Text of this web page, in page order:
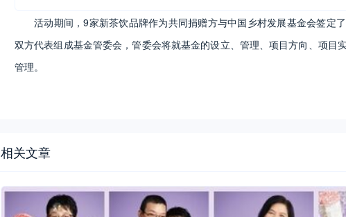
活动期间，9家新茶饮品牌作为共同捐赠方与中国乡村发展基金会签定
双方代表组成基金管委会，管委会将就基金的设立、管理、项目方向、项目
管理。
相关文章